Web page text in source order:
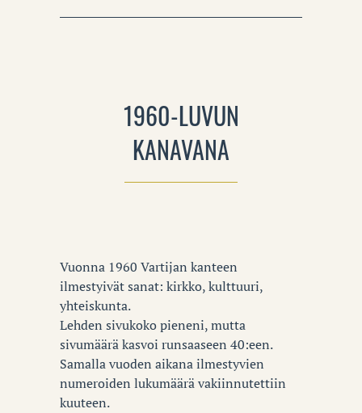
1960-LUVUN
KANAVANA
Vuonna 1960 Vartijan kanteen
ilmestyivät sanat: kirkko, kulttuuri,
yhteiskunta.
Lehden sivukoko pieneni, mutta
sivumäärä kasvoi runsaaseen 40:een.
Samalla vuoden aikana ilmestyvien
numeroiden lukumäärä vakiinnutettiin
kuuteen.